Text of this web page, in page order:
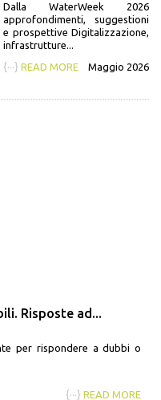
Dalla WaterWeek 2026
approfondimenti, suggestioni
e prospettive Digitalizzazione,
infrastrutture...
{···} READ MORE Maggio 2026
Risposte ad...
per rispondere a dubbi o
{···} READ MORE